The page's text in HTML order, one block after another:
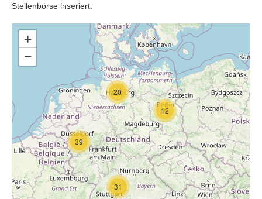
Stellenbörse inseriert.
12
20
31
39
+
−